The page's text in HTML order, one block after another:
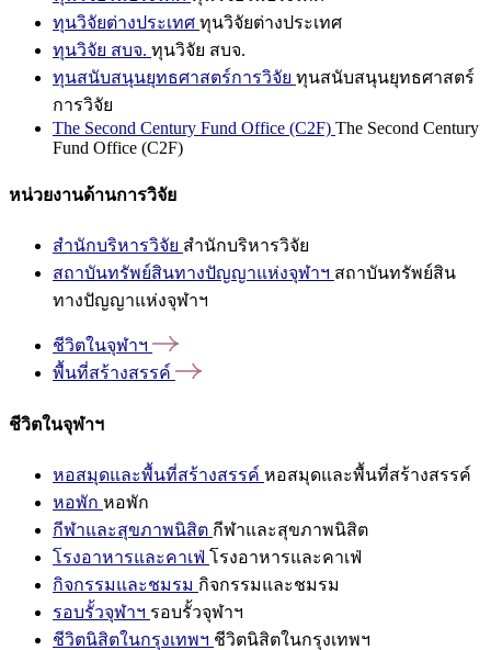
ทุนวิจัยต่างประเทศ ทุนวิจัยต่างประเทศ
ทุนวิจัย สบจ. ทุนวิจัย สบจ.
ทุนสนับสนุนยุทธศาสตร์การวิจัย ทุนสนับสนุนยุทธศาสตร์
การวิจัย
The Second Century Fund Office (C2F) The Second Century
Fund Office (C2F)
หน่วยงานด้านการวิจัย
สำนักบริหารวิจัย สำนักบริหารวิจัย
สถาบันทรัพย์สินทางปัญญาแห่งจุฬาฯ สถาบันทรัพย์สิน
ทางปัญญาแห่งจุฬาฯ
ชีวิตในจุฬาฯ
พื้นที่สร้างสรรค์
ชีวิตในจุฬาฯ
หอสมุดและพื้นที่สร้างสรรค์ หอสมุดและพื้นที่สร้างสรรค์
หอพัก หอพัก
กีฬาและสุขภาพนิสิต กีฬาและสุขภาพนิสิต
โรงอาหารและคาเฟ่ โรงอาหารและคาเฟ่
กิจกรรมและชมรม กิจกรรมและชมรม
รอบรั้วจุฬาฯ รอบรั้วจุฬาฯ
ชีวิตนิสิตในกรุงเทพฯ ชีวิตนิสิตในกรุงเทพฯ